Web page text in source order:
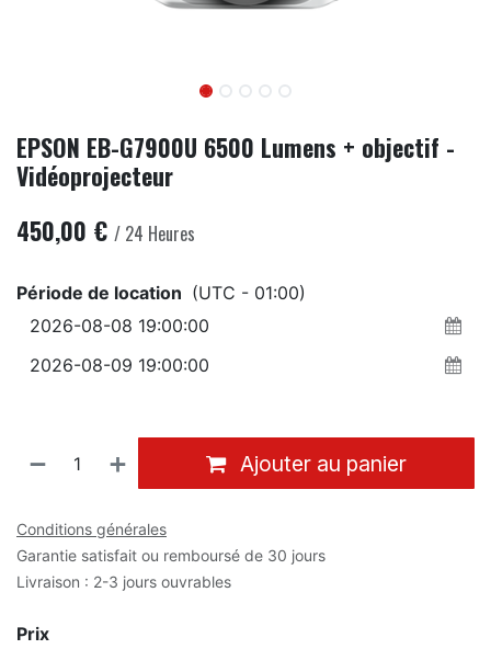
EPSON EB-G7900U 6500 Lumens + objectif -
Vidéoprojecteur
450,00 € / 24 Heures
Période de location (UTC - 01:00)
Ajouter au panier
Conditions générales
Garantie satisfait ou remboursé de 30 jours
Livraison : 2-3 jours ouvrables
Prix